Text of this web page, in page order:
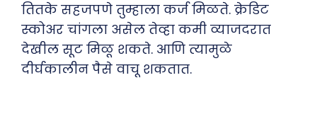
तितके सहजपणे तुम्हाला कर्ज मिळते. क्रेडिट
स्कोअर चांगला असेल तेव्हा कमी व्याजदरात
देखील सूट मिळू शकते. आणि त्यामुळे
दीर्घकालीन पैसे वाचू शकतात.